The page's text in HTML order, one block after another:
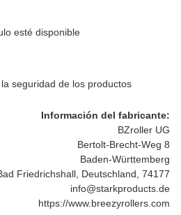
esté disponible
seguridad de los productos
Información del fabricante:
BZroller UG
Bertolt-Brecht-Weg 8
Baden-Württemberg
Friedrichshall, Deutschland, 74177
info@starkproducts.de
https://www.breezyrollers.com